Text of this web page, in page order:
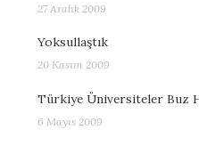
27 Aralık 2009
Yoksullaştık
20 Kasım 2009
Türkiye Üniversiteler Buz
6 Mayıs 2009